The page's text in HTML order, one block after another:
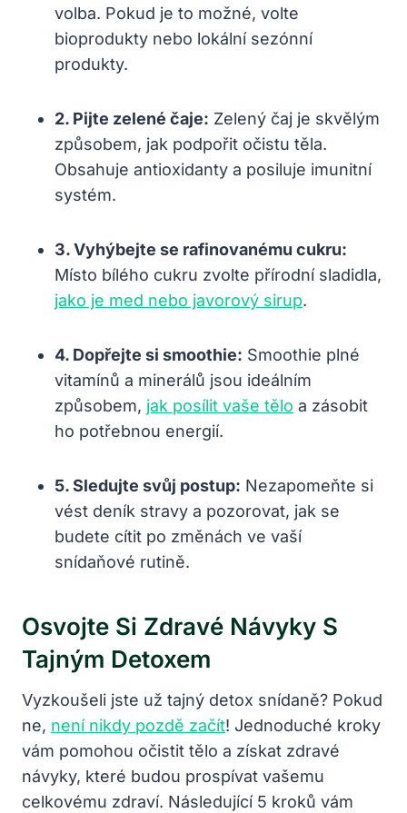
volba. Pokud je to možné, volte
bioprodukty nebo lokální sezónní
produkty.
2. Pijte zelené čaje: Zelený čaj je skvělým
způsobem, jak podpořit očistu těla.
Obsahuje antioxidanty a posiluje imunitní
systém.
3. Vyhýbejte se rafinovanému cukru:
Místo bílého cukru zvolte přírodní sladidla,
jako je med nebo javorový sirup.
4. Dopřejte si smoothie: Smoothie plné
vitamínů a minerálů jsou ideálním
způsobem, jak posílit vaše tělo a zásobit
ho potřebnou energií.
5. Sledujte svůj postup: Nezapomeňte si
vést deník stravy a pozorovat, jak se
budete cítit po změnách ve vaší
snídaňové rutině.
Osvojte Si Zdravé Návyky S
Tajným Detoxem
Vyzkoušeli jste už tajný detox snídaně? Pokud
ne, není nikdy pozdě začít! Jednoduché kroky
vám pomohou očistit tělo a získat zdravé
návyky, které budou prospívat vašemu
celkovému zdraví. Následující 5 kroků vám